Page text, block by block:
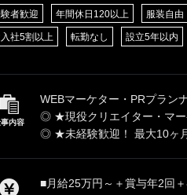
者歓迎 年間休日120以上 服装自由
社5割以上 転勤なし 設立5年以内
内容
WEBマーケター・PRプラン
◎ ★現役クリエイター・マー
◎ ★未経験歓迎！ 最大10ヶ
■月給25万円～＋賞与年2回